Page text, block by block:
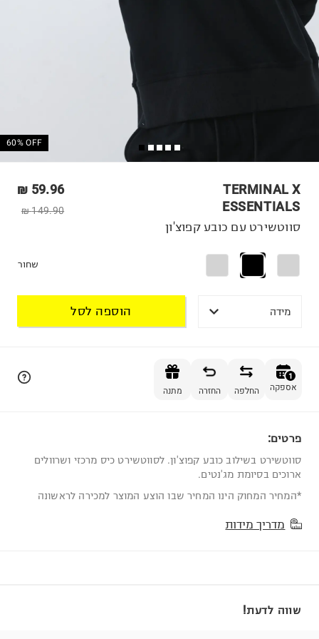
60% OFF
TERMINAL X
ESSENTIALS
59.96 ₪
149.90 ₪
סווטשירט עם כובע קפוצ'ון
שחור
מידה הוספה לסל
1
אספקה החלפה החזרה מתנה
פרטים:
סווטשירט בשילוב כובע קפוצ'ון. לסווטשירט כיס מרכזי ושרוולים
ארוכים בסיומת מג'נטים.
*המחיר המחוק הינו המחיר שבו הוצע המוצר למכירה לראשונה
מדריך מידות
שווה לדעת!